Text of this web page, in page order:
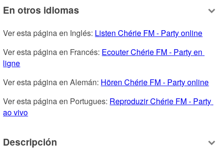
En otros idiomas
Ver esta página en Inglés: Listen Chérie FM - Party online
Ver esta página en Francés: Ecouter Chérie FM - Party en
ligne
Ver esta página en Alemán: Hören Chérie FM - Party online
Ver esta página en Portugues: Reproduzir Chérie FM - Party
ao vivo
Descripción